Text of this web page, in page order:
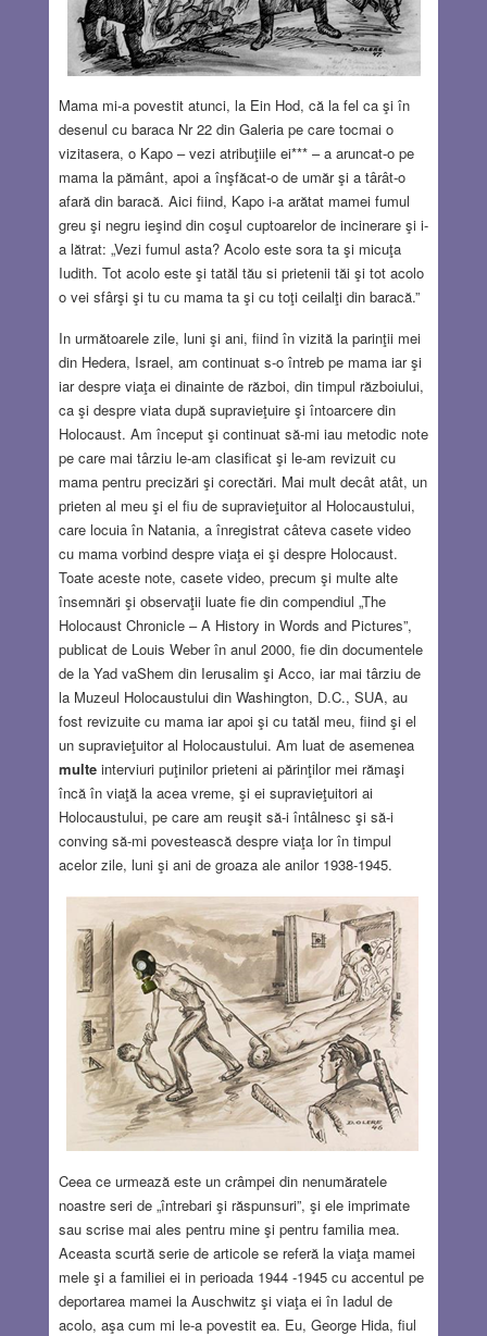
Mama mi-a povestit atunci, la Ein Hod, că la fel ca şi în
desenul cu baraca Nr 22 din Galeria pe care tocmai o
vizitasera, o Kapo – vezi atribuţiile ei*** – a aruncat-o pe
mama la pământ, apoi a înşfăcat-o de umăr şi a târât-o
afară din baracă. Aici fiind, Kapo i-a arătat mamei fumul
greu şi negru ieşind din coşul cuptoarelor de incinerare şi i-
a lătrat: „Vezi fumul asta? Acolo este sora ta şi micuţa
Iudith. Tot acolo este şi tatăl tău si prietenii tăi şi tot acolo
o vei sfârşi şi tu cu mama ta şi cu toţi ceilalţi din baracă.”
In următoarele zile, luni şi ani, fiind în vizită la parinţii mei
din Hedera, Israel, am continuat s-o întreb pe mama iar şi
iar despre viaţa ei dinainte de război, din timpul războiului,
ca şi despre viata după supravieţuire şi întoarcere din
Holocaust. Am început şi continuat să-mi iau metodic note
pe care mai târziu le-am clasificat şi le-am revizuit cu
mama pentru precizări şi corectări. Mai mult decât atât, un
prieten al meu şi el fiu de supravieţuitor al Holocaustului,
care locuia în Natania, a înregistrat câteva casete video
cu mama vorbind despre viaţa ei şi despre Holocaust.
Toate aceste note, casete video, precum şi multe alte
însemnări şi observaţii luate fie din compendiul „The
Holocaust Chronicle – A History in Words and Pictures”,
publicat de Louis Weber în anul 2000, fie din documentele
de la Yad vaShem din Ierusalim şi Acco, iar mai târziu de
la Muzeul Holocaustului din Washington, D.C., SUA, au
fost revizuite cu mama iar apoi şi cu tatăl meu, fiind şi el
un supravieţuitor al Holocaustului. Am luat de asemenea
multeinterviuri puţinilor prieteni ai părinţilor mei rămaşi
încă în viaţă la acea vreme, şi ei supravieţuitori ai
Holocaustului, pe care am reuşit să-i întâlnesc şi să-i
conving să-mi povestească despre viaţa lor în timpul
acelor zile, luni şi ani de groaza ale anilor 1938-1945.
Ceea ce urmează este un crâmpei din nenumăratele
noastre seri de „întrebari şi răspunsuri”, şi ele imprimate
sau scrise mai ales pentru mine şi pentru familia mea.
Aceasta scurtă serie de articole se referă la viaţa mamei
mele şi a familiei ei in perioada 1944 -1945 cu accentul pe
deportarea mamei la Auschwitz şi viaţa ei în Iadul de
acolo, aşa cum mi le-a povestit ea. Eu, George Hida, fiul